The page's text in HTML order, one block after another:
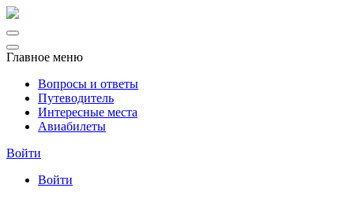
Главное меню
Вопросы и ответы
Путеводитель
Интересные места
Авиабилеты
Войти
Войти